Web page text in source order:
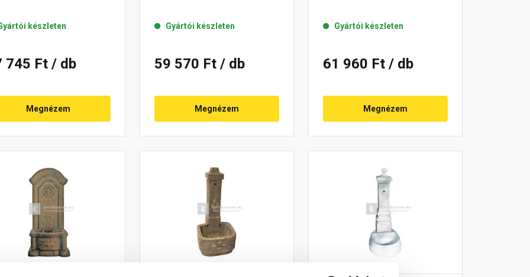
készleten
745 Ft / db
Megnézem
Gyártói készleten
59 570 Ft / db
Megnézem
Gyártói készleten
61 960 Ft / db
Megnézem